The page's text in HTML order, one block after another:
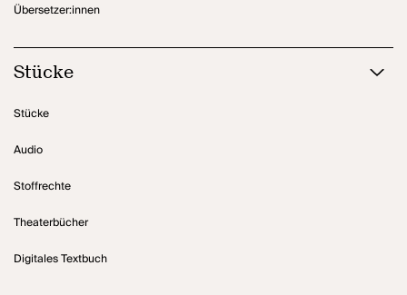
Übersetzer:innen
Stücke
Stücke
Audio
Stoffrechte
Theaterbücher
Digitales Textbuch